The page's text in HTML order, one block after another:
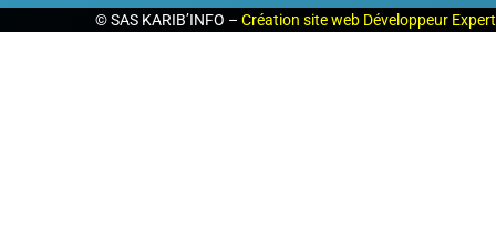
©SAS KARIB’INFO – Création site web Développeur Expert